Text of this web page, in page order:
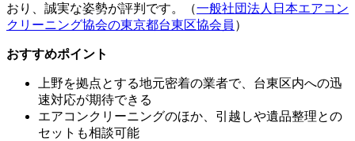
おり、誠実な姿勢が評判です。（一般社団法人日本エアコン
クリーニング協会の東京都台東区協会員 ）
おすすめポイント
上野を拠点とする地元密着の業者で、台東区内への迅
速対応が期待できる
エアコンクリーニングのほか、引越しや遺品整理との
セットも相談可能